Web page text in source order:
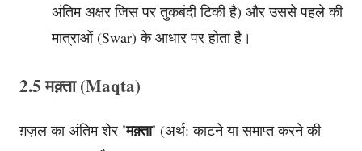
अंतिम अक्षर जिस पर तुकबंदी टिकी है) और उससे पहले की
मात्राओं (Swar) के आधार पर होता है।
2.5 मक़्ता (Maqta)
ग़ज़ल का अंतिम शेर 'मक़्ता' (अर्थ: काटने या समाप्त करने की